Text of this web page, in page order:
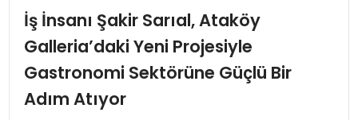
MAGAZIN
SAĞLIK
İş İnsanı Şakir Sarıal, Ataköy
Galleria’daki Yeni Projesiyle
Gastronomi Sektörüne Güçlü Bir
Adım Atıyor